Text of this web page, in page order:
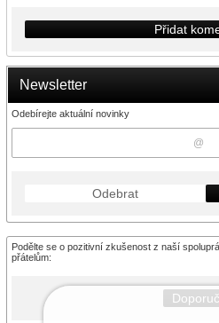
Newsletter
Odebírejte aktuální novinky
Odebrat
Podělte se o pozitivní zkušenost z naší
přátelům:
Přidat